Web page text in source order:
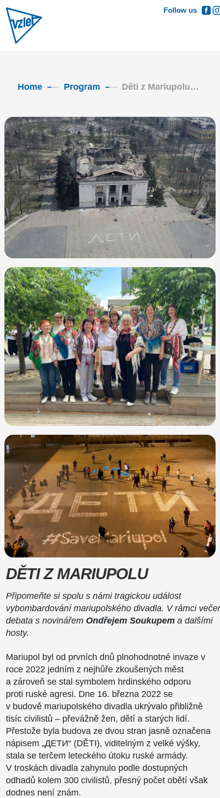
Follow us
Home Program Děti z Mariupolu…
DĚTI Z MARIUPOLU
Připomeňte si spolu s námi tragickou událost
vybombardování mariupolského divadla. V rámci
debata s novinářem Ondřejem Soukupem a dalšími
hosty.
Mariupol byl od prvních dnů plnohodnotné invaze v
roce 2022 jedním z nejhůře zkoušených měst
a zároveň se stal symbolem hrdinského odporu
proti ruské agresi. Dne 16. března 2022 se
v budově mariupolského divadla ukrývalo přibližně
tisíc civilistů – převážně žen, dětí a starých lidí.
Přestože byla budova ze dvou stran jasně označena
nápisem „ДЕТИ“ (DĚTI), viditelným z velké výšky,
stala se terčem leteckého útoku ruské armády.
V troskách divadla zahynulo podle dostupných
odhadů kolem 300 civilistů, přesný počet obětí však
dodnes není znám.